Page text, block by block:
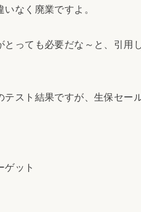
なく廃業ですよ。
っても必要だな～と、引用
スト結果ですが、生保セー
ット